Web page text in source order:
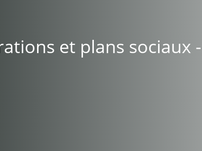
et plans sociaux